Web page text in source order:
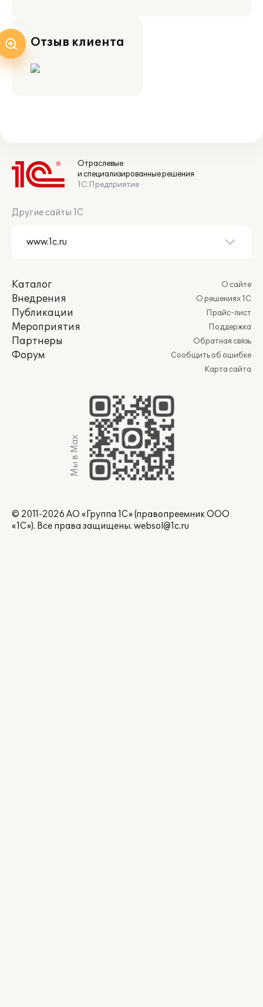
Отзыв клиента
Отраслевые
и специализированные решения
1С:Предприятие
Другие сайты 1С
Каталог
Внедрения
Публикации
Мероприятия
Партнеры
Форум
О сайте
О решениях 1С
Прайс-лист
Поддержка
Обратная связь
Сообщить об ошибке
Карта сайта
Мы в Max
© 2011-2026 АО «Группа 1С» (правопреемник ООО
«1С»). Все права защищены. websol@1c.ru